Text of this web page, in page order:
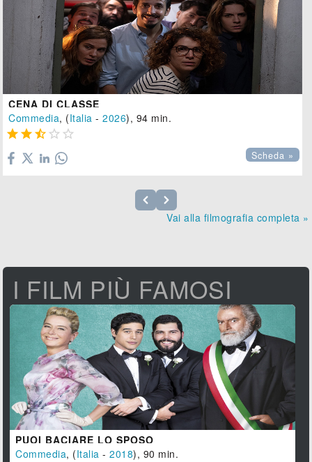
CENA DI CLASSE
Commedia, (Italia -2026), 94 min.
    
Scheda »
Vai alla filmografia completa »
I FILM PIÙ FAMOSI
PUOI BACIARE LO SPOSO
Commedia, (Italia -2018), 90 min.